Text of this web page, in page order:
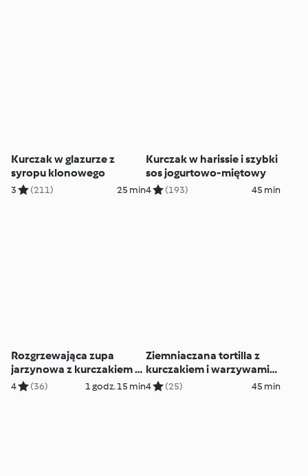
Kurczak w glazurze z
syropu klonowego
3 (211) 25 min
Kurczak w harissie i szybki
sos jogurtowo-miętowy
4 (193) 45 min
Rozgrzewająca zupa
jarzynowa z kurczakiem (z
osłoną noża miksującego)
4 (36) 1 godz. 15 min
Ziemniaczana tortilla z
kurczakiem i warzywami
(TM7, TM6, TM5)
4 (25) 45 min